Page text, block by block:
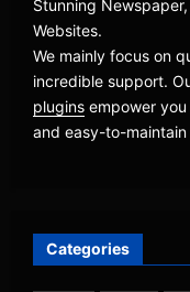
We mainly focus on
incredible support.
plugins empower
and easy-to-
Categories